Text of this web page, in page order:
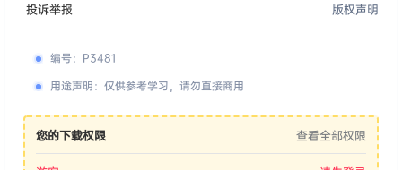
投诉举报 版权声明
编号： P3481
用途声明： 仅供参考学习，请勿直接商用
您的下载权限 查看全部权限